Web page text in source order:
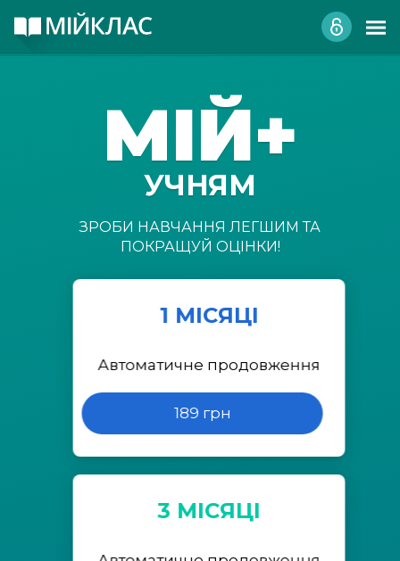
МІЙ+
УЧНЯМ
ЗРОБИ НАВЧАННЯ ЛЕГШИМ ТА
ПОКРАЩУЙ ОЦІНКИ!
1 МІСЯЦІ
Автоматичне продовження
189 грн
3 МІСЯЦІ